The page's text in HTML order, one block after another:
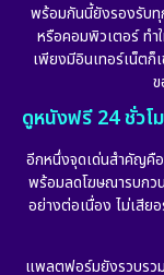
พร้อมกันนี้ยังรองรับทุ
หรือคอมพิวเตอร์ ทำ
เพียงมีอินเทอร์เน็ตก็
ดูหนังฟรี 24 ชั่วโ
อีกหนึ่งจุดเด่นสำคัญคื
พร้อมลดโฆษณารบกว
อย่างต่อเนื่อง ไม่เสีย
แพลตฟอร์มยังรวบรว